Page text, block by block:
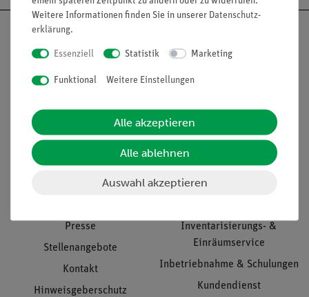
Nach oben
Informationen
Unternehmen
Presse
Stellenangebote
Kontakt
Hinweisgeberschutz
Service
Übersicht Service
Inventarisierungs- &
Einräumservice
Inbetriebnahme & Schulungen
Kundendienst
Weitere Informationen finden Sie in unserer Daten­schutz­
erklärung.
Essenziell Statistik Marketing
Funktional Weitere Einstellungen
Alle akzeptieren
Alle ablehnen
Auswahl akzeptieren